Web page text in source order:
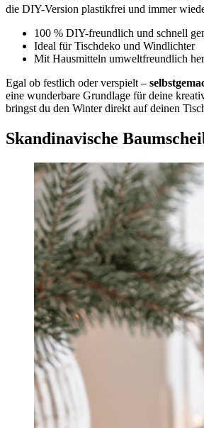
die DIY-Version plastikfrei und immer
100 % DIY-freundlich und schnell
Ideal für Tischdeko und Windlichter
Mit Hausmitteln umweltfreundlich
Egal ob festlich oder verspielt –
eine wunderbare Grundlage für deine
bringst du den Winter direkt auf deinen
Skandinavische